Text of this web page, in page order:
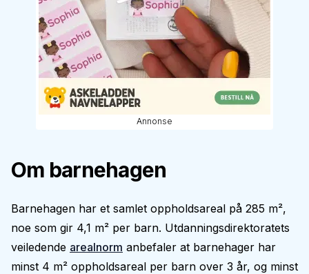
Annonse
Om barnehagen
Barnehagen har et samlet oppholdsareal på 285 m²,
noe som gir 4,1 m² per barn. Utdanningsdirektoratets
veiledende arealnorm anbefaler at barnehager har
minst 4 m² oppholdsareal per barn over 3 år, og minst